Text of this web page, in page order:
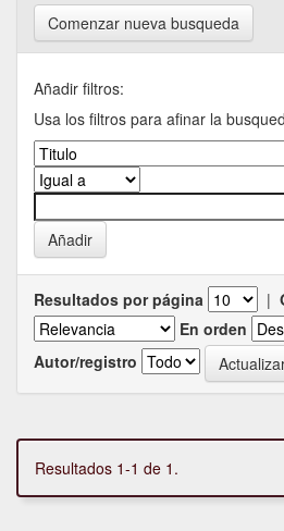
Comenzar nueva busqueda
Añadir filtros:
Usa los filtros para afinar la
Resultados por página |
En orden
Autor/registro
Resultados 1-1 de 1.